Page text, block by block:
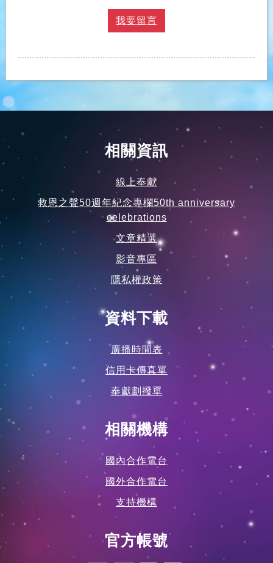
我要留言
相關資訊
線上奉獻
救恩之聲50週年紀念專欄50th anniversary
celebrations
文章精選
影音專區
隱私權政策
資料下載
廣播時間表
信用卡傳真單
奉獻劃撥單
相關機構
國內合作電台
國外合作電台
支持機構
官方帳號